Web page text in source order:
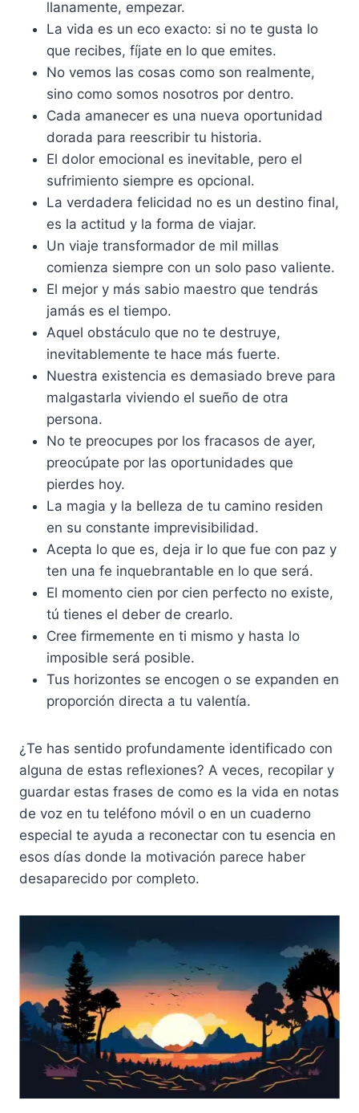
llanamente, empezar.
La vida es un eco exacto: si no te gusta lo
que recibes, fíjate en lo que emites.
No vemos las cosas como son realmente,
sino como somos nosotros por dentro.
Cada amanecer es una nueva oportunidad
dorada para reescribir tu historia.
El dolor emocional es inevitable, pero el
sufrimiento siempre es opcional.
La verdadera felicidad no es un destino final,
es la actitud y la forma de viajar.
Un viaje transformador de mil millas
comienza siempre con un solo paso valiente.
El mejor y más sabio maestro que tendrás
jamás es el tiempo.
Aquel obstáculo que no te destruye,
inevitablemente te hace más fuerte.
Nuestra existencia es demasiado breve para
malgastarla viviendo el sueño de otra
persona.
No te preocupes por los fracasos de ayer,
preocúpate por las oportunidades que
pierdes hoy.
La magia y la belleza de tu camino residen
en su constante imprevisibilidad.
Acepta lo que es, deja ir lo que fue con paz y
ten una fe inquebrantable en lo que será.
El momento cien por cien perfecto no existe,
tú tienes el deber de crearlo.
Cree firmemente en ti mismo y hasta lo
imposible será posible.
Tus horizontes se encogen o se expanden en
proporción directa a tu valentía.
¿Te has sentido profundamente identificado con
alguna de estas reflexiones? A veces, recopilar y
guardar estas frases de como es la vida en notas
de voz en tu teléfono móvil o en un cuaderno
especial te ayuda a reconectar con tu esencia en
esos días donde la motivación parece haber
desaparecido por completo.